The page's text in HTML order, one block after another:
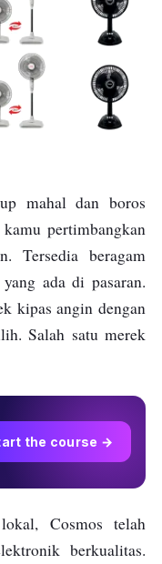
mahal dan boros
pertimbangkan
Tersedia beragam
ada di pasaran.
kipas angin dengan
Salah satu merek
the course →
Cosmos telah
berkualitas.